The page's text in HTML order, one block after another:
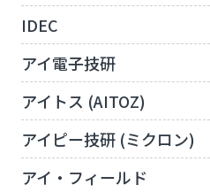
IDEC
アイ電子技研
アイトス (AITOZ)
アイピー技研 (ミクロン)
アイ・フィールド